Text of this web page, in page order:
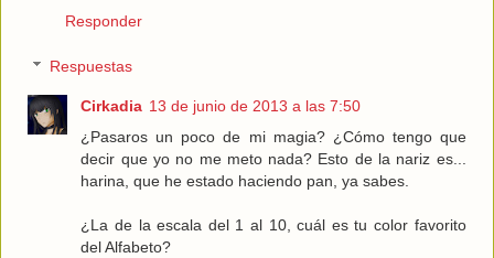
Responder
Respuestas
Cirkadia 13 de junio de 2013 a las 7:50
¿Pasaros un poco de mi magia? ¿Cómo tengo que
decir que yo no me meto nada? Esto de la nariz es...
harina, que he estado haciendo pan, ya sabes.
¿La de la escala del 1 al 10, cuál es tu color favorito
del Alfabeto?